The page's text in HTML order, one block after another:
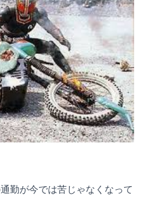
勤が今では苦じゃなくなって